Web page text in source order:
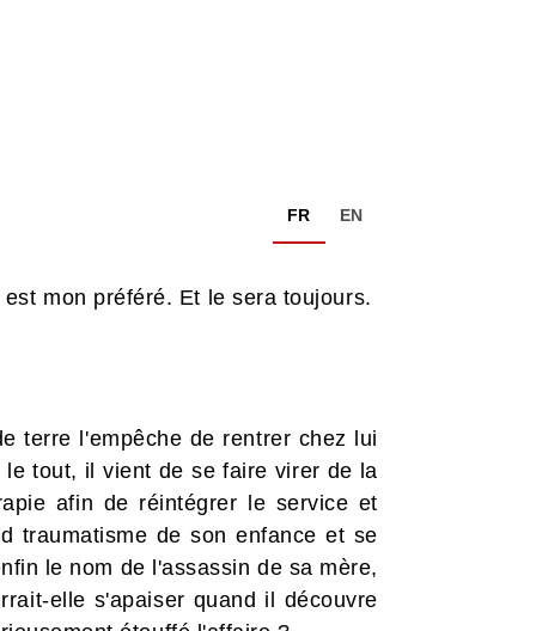
FR EN
mon préféré. Et le sera toujours.
terre l'empêche de rentrer chez lui
tout, il vient de se faire virer de la
afin de réintégrer le service et
traumatisme de son enfance et se
le nom de l'assassin de sa mère,
elle s'apaiser quand il découvre